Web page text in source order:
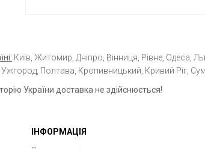
Київ, Житомир, Дніпро, Вінниця, Рівне, Одеса,
Полтава, Кропивницький, Кривий Ріг,
України доставка не здійснюється!
ІНФОРМАЦІЯ